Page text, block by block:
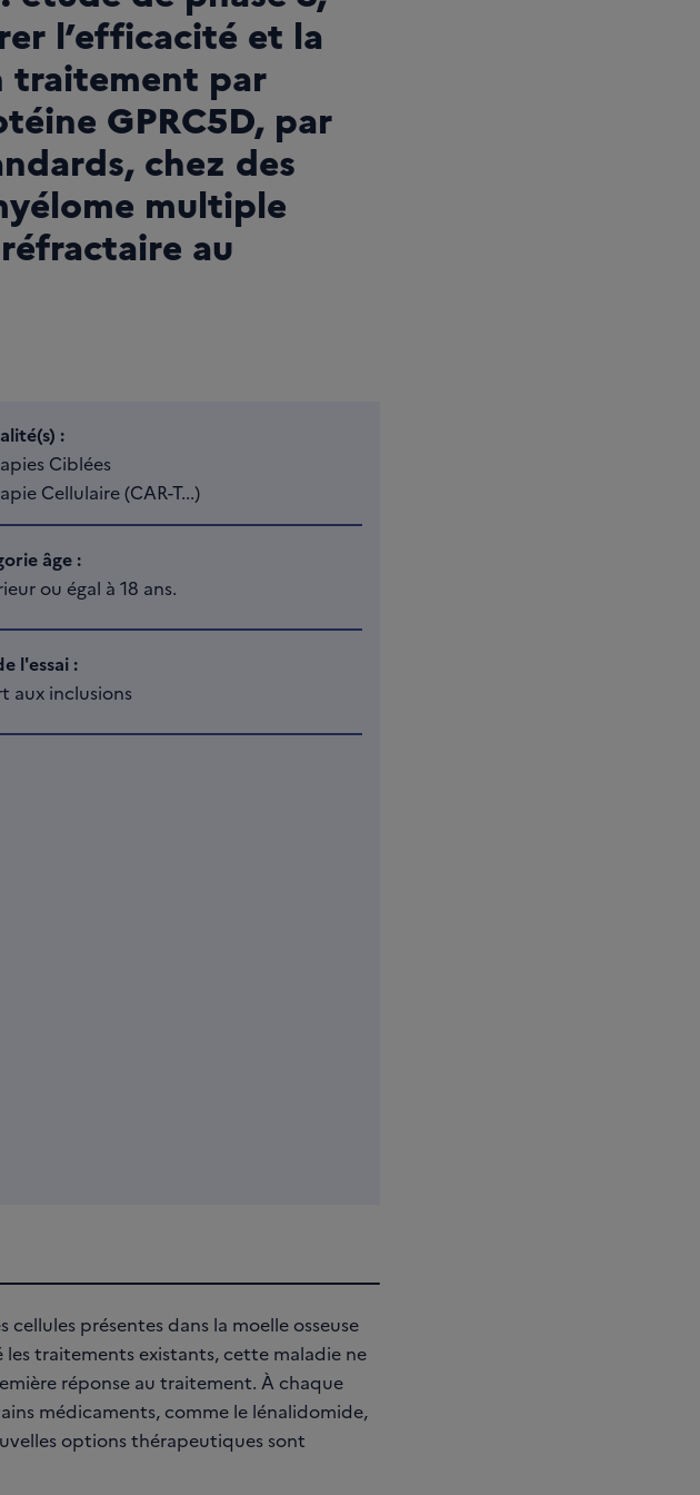
l’efficacité et la
traitement par
GPRC5D, par
chez des
multiple
au
:
Ciblées
Cellulaire (CAR-T...)
âge :
ou égal à 18 ans.
l'essai :
aux inclusions
présentes dans la moelle osseuse
traitements existants, cette maladie ne
réponse au traitement. À chaque
médicaments, comme le lénalidomide,
options thérapeutiques sont